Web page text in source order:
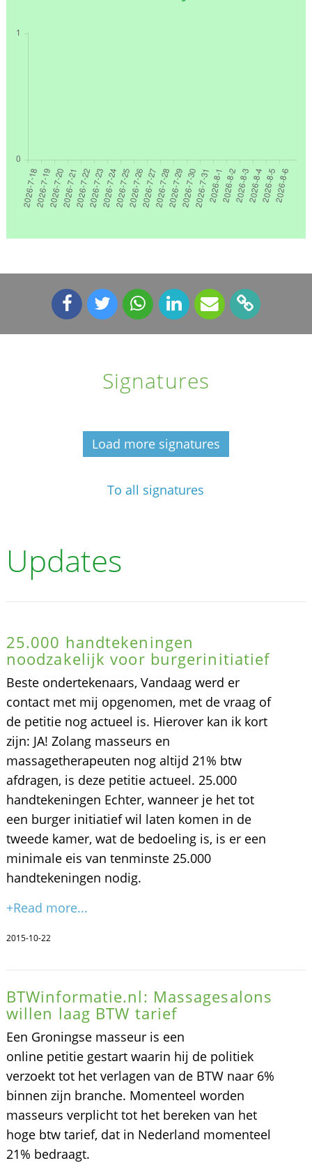
Signatures
Load more signatures
To all signatures
Updates
25.000 handtekeningen
noodzakelijk voor burgerinitiatief
Beste ondertekenaars, Vandaag werd er
contact met mij opgenomen, met de vraag of
de petitie nog actueel is. Hierover kan ik kort
zijn: JA! Zolang masseurs en
massagetherapeuten nog altijd 21% btw
afdragen, is deze petitie actueel. 25.000
handtekeningen Echter, wanneer je het tot
een burger initiatief wil laten komen in de
tweede kamer, wat de bedoeling is, is er een
minimale eis van tenminste 25.000
handtekeningen nodig.
+Read more...
2015-10-22
BTWinformatie.nl: Massagesalons
willen laag BTW tarief
Een Groningse masseur is een
online petitie gestart waarin hij de politiek
verzoekt tot het verlagen van de BTW naar 6%
binnen zijn branche. Momenteel worden
masseurs verplicht tot het bereken van het
hoge btw tarief, dat in Nederland momenteel
21% bedraagt.